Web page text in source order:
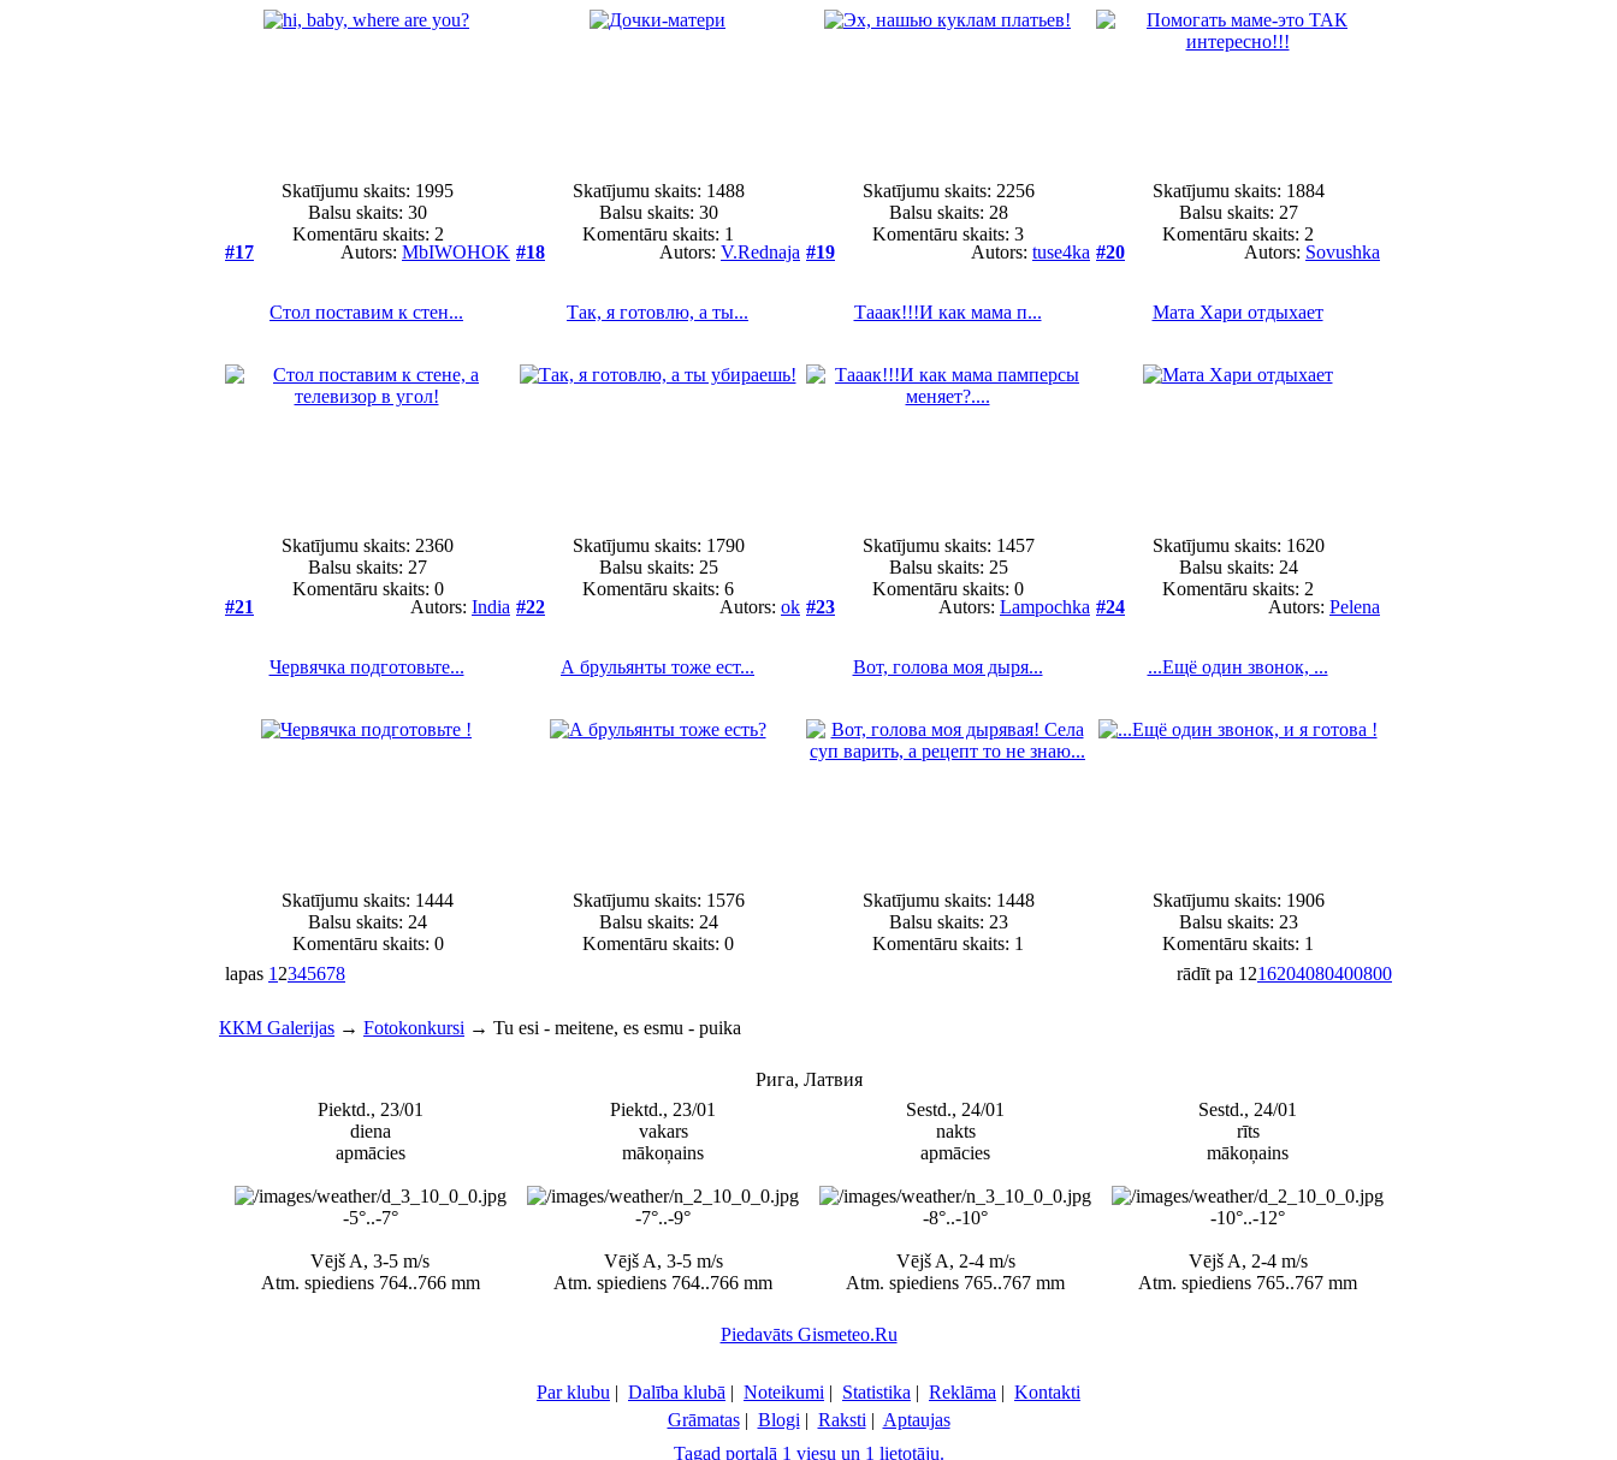
Skatījumu skaits: 1995
Balsu skaits: 30
Komentāru skaits: 2
Skatījumu skaits: 1488
Balsu skaits: 30
Komentāru skaits: 1
Skatījumu skaits: 2256
Balsu skaits: 28
Komentāru skaits: 3
Skatījumu skaits: 1884
Balsu skaits: 27
Komentāru skaits: 2
#17
Autors: MbIWOHOK
Стол поставим к стен...
Skatījumu skaits: 2360
Balsu skaits: 27
Komentāru skaits: 0
#18 Autors: V.Rednaja
Так, я готовлю, а ты...
Skatījumu skaits: 1790
Balsu skaits: 25
Komentāru skaits: 6
#19 Autors: tuse4ka
Тааак!!!И как мама п...
Skatījumu skaits: 1457
Balsu skaits: 25
Komentāru skaits: 0
#20 Autors: Sovushka
Мата Хари отдыхает
Skatījumu skaits: 1620
Balsu skaits: 24
Komentāru skaits: 2
#21
Autors: India
Червячка подготовьте...
Skatījumu skaits: 1444
Balsu skaits: 24
Komentāru skaits: 0
#22 Autors: ok
А брульянты тоже ест...
Skatījumu skaits: 1576
Balsu skaits: 24
Komentāru skaits: 0
#23 Autors: Lampochka
Вот, голова моя дыря...
Skatījumu skaits: 1448
Balsu skaits: 23
Komentāru skaits: 1
#24 Autors: Pelena
...Ещё один звонок, ...
Skatījumu skaits: 1906
Balsu skaits: 23
Komentāru skaits: 1
lapas 1 2345678 rādīt pa 1216204080400800
ККМ Galerijas → Fotokonkursi → Tu esi - meitene, es esmu - puika
Рига, Латвия
Piektd., 23/01
diena
apmācies
-5°..-7°
Vējš A, 3-5 m/s
Atm. spiediens 764..766 mm
Piektd., 23/01
vakars
mākoņains
-7°..-9°
Vējš A, 3-5 m/s
Atm. spiediens 764..766 mm
Sestd., 24/01
nakts
apmācies
-8°..-10°
Vējš A, 2-4 m/s
Atm. spiediens 765..767 mm
Sestd., 24/01
rīts
mākoņains
-10°..-12°
Vējš A, 2-4 m/s
Atm. spiediens 765..767 mm
Piedavāts Gismeteo.Ru
Par klubu | Dalība klubā | Noteikumi | Statistika | Reklāma | Kontakti
Grāmatas| Blogi | Raksti | Aptaujas
Tagad portalā 1 viesu un 1 lietotāju.